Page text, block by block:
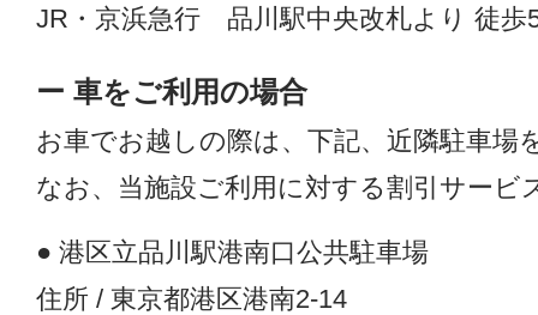
JR・京浜急行 品川駅中央改札より 徒歩
ー 車をご利用の場合
お車でお越しの際は、下記、近隣駐車場
なお、当施設ご利用に対する割引サービ
● 港区立品川駅港南口公共駐車場
住所 / 東京都港区港南2-14